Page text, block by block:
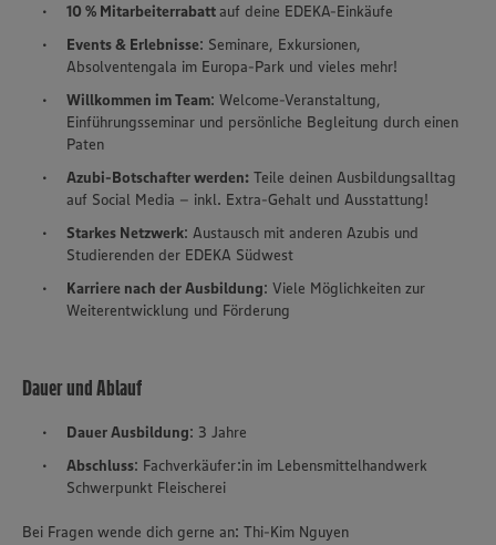
10 % Mitarbeiterrabattauf deine EDEKA-Einkäufe
Events & Erlebnisse: Seminare, Exkursionen,
Absolventengala im Europa-Park und vieles mehr!
Willkommen im Team: Welcome-Veranstaltung,
Einführungsseminar und persönliche Begleitung durch einen
Paten
Azubi-Botschafter werden: Teile deinen Ausbildungsalltag
auf Social Media – inkl. Extra-Gehalt und Ausstattung!
Starkes Netzwerk: Austausch mit anderen Azubis und
Studierenden der EDEKA Südwest
Karriere nach der Ausbildung: Viele Möglichkeiten zur
Weiterentwicklung und Förderung
Dauer und Ablauf
Dauer Ausbildung: 3 Jahre
Abschluss: Fachverkäufer:in im Lebensmittelhandwerk
Schwerpunkt Fleischerei
Bei Fragen wende dich gerne an: Thi-Kim Nguyen